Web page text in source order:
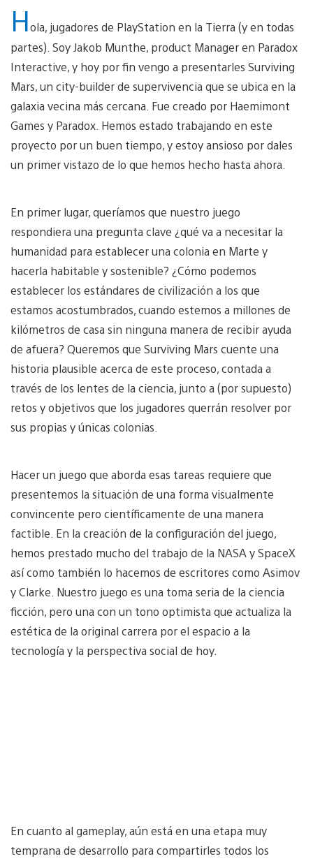
Hola, jugadores de PlayStation en la Tierra (y en todas
partes). Soy Jakob Munthe, product Manager en Paradox
Interactive, y hoy por fin vengo a presentarles Surviving
Mars, un city-builder de supervivencia que se ubica en la
galaxia vecina más cercana. Fue creado por Haemimont
Games y Paradox. Hemos estado trabajando en este
proyecto por un buen tiempo, y estoy ansioso por dales
un primer vistazo de lo que hemos hecho hasta ahora.
En primer lugar, queríamos que nuestro juego
respondiera una pregunta clave ¿qué va a necesitar la
humanidad para establecer una colonia en Marte y
hacerla habitable y sostenible? ¿Cómo podemos
establecer los estándares de civilización a los que
estamos acostumbrados, cuando estemos a millones de
kilómetros de casa sin ninguna manera de recibir ayuda
de afuera? Queremos que Surviving Mars cuente una
historia plausible acerca de este proceso, contada a
través de los lentes de la ciencia, junto a (por supuesto)
retos y objetivos que los jugadores querrán resolver por
sus propias y únicas colonias.
Hacer un juego que aborda esas tareas requiere que
presentemos la situación de una forma visualmente
convincente pero científicamente de una manera
factible. En la creación de la configuración del juego,
hemos prestado mucho del trabajo de la NASA y SpaceX
así como también lo hacemos de escritores como Asimov
y Clarke. Nuestro juego es una toma seria de la ciencia
ficción, pero una con un tono optimista que actualiza la
estética de la original carrera por el espacio a la
tecnología y la perspectiva social de hoy.
En cuanto al gameplay, aún está en una etapa muy
temprana de desarrollo para compartirles todos los